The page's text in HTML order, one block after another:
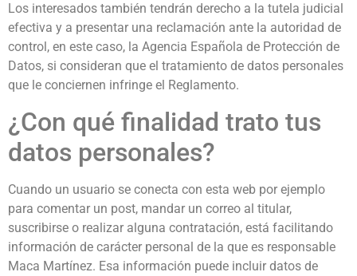
Los interesados también tendrán derecho a la tutela judicial
efectiva y a presentar una reclamación ante la autoridad de
control, en este caso, la Agencia Española de Protección de
Datos, si consideran que el tratamiento de datos personales
que le conciernen infringe el Reglamento.
¿Con qué finalidad trato tus
datos personales?
Cuando un usuario se conecta con esta web por ejemplo
para comentar un post, mandar un correo al titular,
suscribirse o realizar alguna contratación, está facilitando
información de carácter personal de la que es responsable
Maca Martínez. Esa información puede incluir datos de